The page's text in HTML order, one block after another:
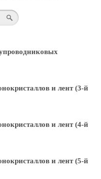
и лент (3-й
и лент (4-й
и лент (5-й